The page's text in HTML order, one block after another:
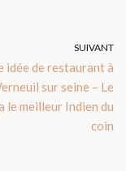
SUIVANT
idée de restaurant à
sur seine – Le
le meilleur Indien du
coin